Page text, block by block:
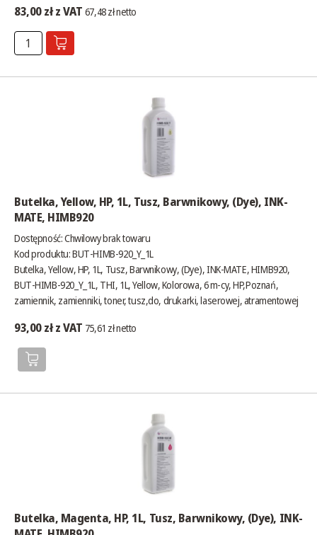
83,00 zł z VAT 67,48 zł netto
Butelka, Yellow, HP, 1L, Tusz, Barwnikowy, (Dye), INK-
MATE, HIMB920
Dostępność:Chwilowy brak towaru
Kod produktu: BUT-HIMB-920_Y_1L
Butelka, Yellow, HP, 1L, Tusz, Barwnikowy, (Dye), INK-MATE, HIMB920,
BUT-HIMB-920_Y_1L, THI, 1L, Yellow, Kolorowa, 6 m-cy, HP,Poznań,
zamiennik, zamienniki, toner, tusz,do, drukarki, laserowej, atramentowej
93,00 zł z VAT 75,61 zł netto
Butelka, Magenta, HP, 1L, Tusz, Barwnikowy, (Dye), INK-